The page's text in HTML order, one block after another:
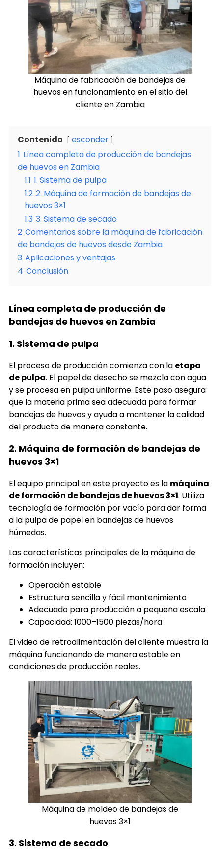
Máquina de fabricación de bandejas de
huevos en funcionamiento en el sitio del
cliente en Zambia
Contenido
esconder
1 Línea completa de producción de bandejas
de huevos en Zambia
1.1 1. Sistema de pulpa
1.2 2. Máquina de formación de bandejas de
huevos 3×1
1.3 3. Sistema de secado
2 Comentarios sobre la máquina de fabricación
de bandejas de huevos desde Zambia
3 Aplicaciones y ventajas
4 Conclusión
Línea completa de producción de
bandejas de huevos en Zambia
1. Sistema de pulpa
El proceso de producción comienza con la etapa
de pulpa. El papel de desecho se mezcla con agua
y se procesa en pulpa uniforme. Este paso asegura
que la materia prima sea adecuada para formar
bandejas de huevos y ayuda a mantener la calidad
del producto de manera constante.
2. Máquina de formación de bandejas de
huevos 3×1
El equipo principal en este proyecto es la máquina
de formación de bandejas de huevos 3×1. Utiliza
tecnología de formación por vacío para dar forma
a la pulpa de papel en bandejas de huevos
húmedas.
Las características principales de la máquina de
formación incluyen:
Operación estable
Estructura sencilla y fácil mantenimiento
Adecuado para producción a pequeña escala
Capacidad: 1000–1500 piezas/hora
El video de retroalimentación del cliente muestra la
máquina funcionando de manera estable en
condiciones de producción reales.
Máquina de moldeo de bandejas de
huevos 3×1
3. Sistema de secado